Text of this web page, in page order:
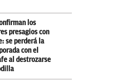
los
presagios con
se perderá la
con el
al destrozarse